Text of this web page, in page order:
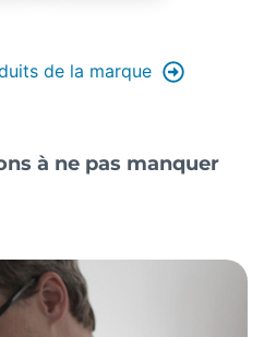
de la marque
à ne pas manquer